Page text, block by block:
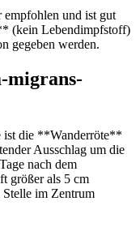
und ist gut
(kein Lebendimpfstoff)
gegeben werden.
migrans-
ist die **Wanderröte**
Ausschlag um die
nach dem
größer als 5 cm
Stelle im Zentrum